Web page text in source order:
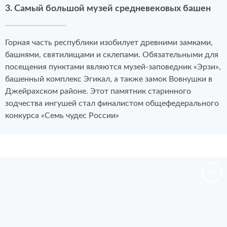
3. Самый большой музей средневековых башен
Горная часть республики изобилует древними замками,
башнями, святилищами и склепами. Обязательными для
посещения пунктами являются музей-заповедник «Эрзи»,
башенный комплекс Эгикал, а также замок Вовнушки в
Джейрахском районе. Этот памятник старинного
зодчества ингушей стал финалистом общефедерального
конкурса «Семь чудес России»